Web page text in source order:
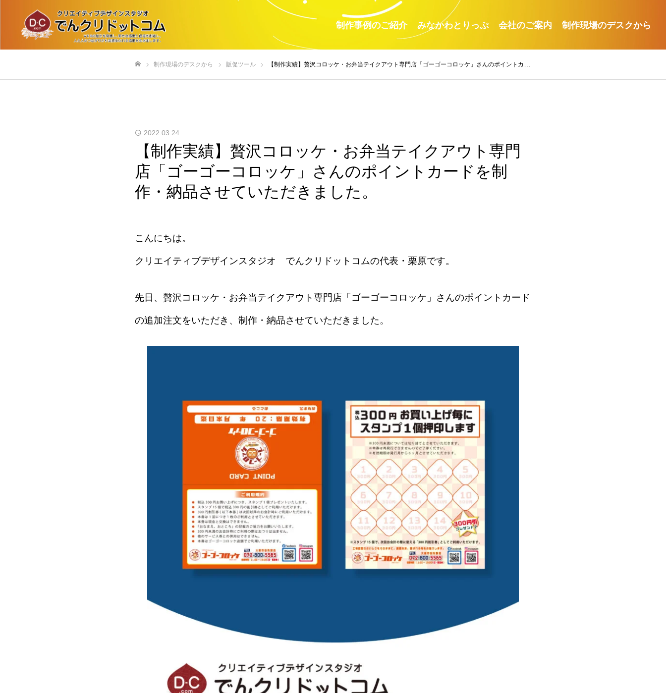
制作事例のご紹介 みなかわとりっぷ 会社のご案内 制作現場のデスクから
制作現場のデスクから 販促ツール 【制作実績】贅沢コロッケ・お弁当テイクアウト専門店「ゴーゴーコロッケ」さんのポイントカードを制作・納品させていただきました。
2022.03.24
【制作実績】贅沢コロッケ・お弁当テイクアウト専門
店「ゴーゴーコロッケ」さんのポイントカードを制
作・納品させていただきました。
こんにちは。
クリエイティブデザインスタジオ でんクリドットコムの代表・栗原です。
先日、贅沢コロッケ・お弁当テイクアウト専門店「ゴーゴーコロッケ」さんのポイントカード
の追加注文をいただき、制作・納品させていただきました。